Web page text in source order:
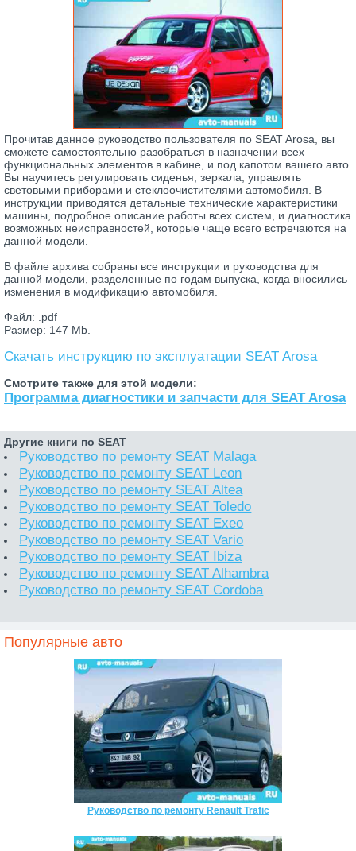
Прочитав данное руководство пользователя по SEAT Arosa, вы
сможете самостоятельно разобраться в назначении всех
функциональных элементов в кабине, и под капотом вашего авто.
Вы научитесь регулировать сиденья, зеркала, управлять
световыми приборами и стеклоочистителями автомобиля. В
инструкции приводятся детальные технические характеристики
машины, подробное описание работы всех систем, и диагностика
возможных неисправностей, которые чаще всего встречаются на
данной модели.
В файле архива собраны все инструкции и руководства для
данной модели, разделенные по годам выпуска, когда вносились
изменения в модификацию автомобиля.
Файл: .pdf
Размер: 147 Mb.
Скачать инструкцию по эксплуатации SEAT Arosa
Смотрите также для этой модели:
Программа диагностики и запчасти для SEAT Arosa
Другие книги по SEAT
Руководство по ремонту SEAT Malaga
Руководство по ремонту SEAT Leon
Руководство по ремонту SEAT Altea
Руководство по ремонту SEAT Toledo
Руководство по ремонту SEAT Exeo
Руководство по ремонту SEAT Vario
Руководство по ремонту SEAT Ibiza
Руководство по ремонту SEAT Alhambra
Руководство по ремонту SEAT Cordoba
Популярные авто
Руководство по ремонту Renault Trafic